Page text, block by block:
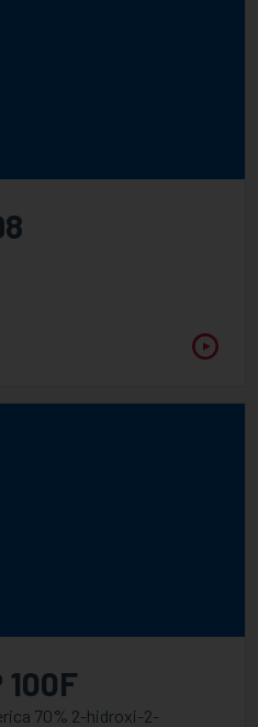
100F
70% 2-hidroxi-2-